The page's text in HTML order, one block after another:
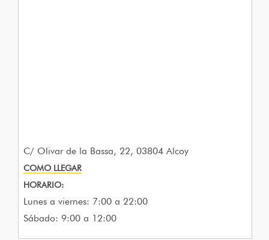
C/ Olivar de la Bassa, 22, 03804 Alcoy
COMO LLEGAR
HORARIO:
Lunes a viernes: 7:00 a 22:00
Sábado: 9:00 a 12:00